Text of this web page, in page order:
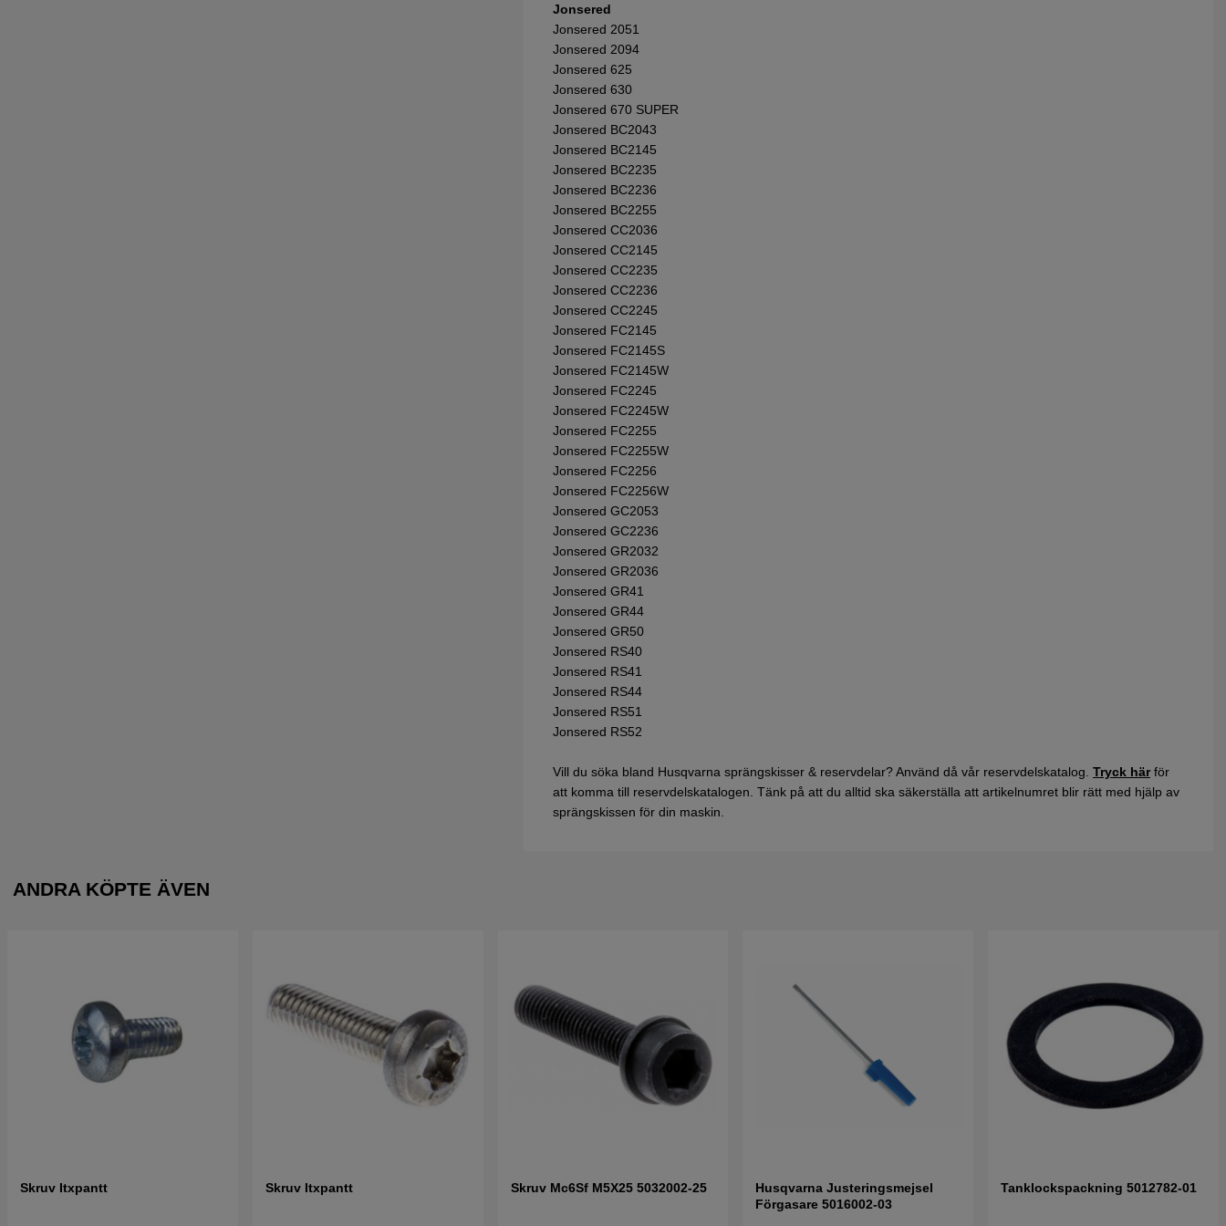
Jonsered
Jonsered 2051
Jonsered 2094
Jonsered 625
Jonsered 630
Jonsered 670 SUPER
Jonsered BC2043
Jonsered BC2145
Jonsered BC2235
Jonsered BC2236
Jonsered BC2255
Jonsered CC2036
Jonsered CC2145
Jonsered CC2235
Jonsered CC2236
Jonsered CC2245
Jonsered FC2145
Jonsered FC2145S
Jonsered FC2145W
Jonsered FC2245
Jonsered FC2245W
Jonsered FC2255
Jonsered FC2255W
Jonsered FC2256
Jonsered FC2256W
Jonsered GC2053
Jonsered GC2236
Jonsered GR2032
Jonsered GR2036
Jonsered GR41
Jonsered GR44
Jonsered GR50
Jonsered RS40
Jonsered RS41
Jonsered RS44
Jonsered RS51
Jonsered RS52
Vill du söka bland Husqvarna sprängskisser & reservdelar? Använd då vår reservdelskatalog. Tryck härför
att komma till reservdelskatalogen. Tänk på att du alltid ska säkerställa att artikelnumret blir rätt med hjälp av
sprängskissen för din maskin.
ANDRA KÖPTE ÄVEN
Skruv Itxpantt Skruv Itxpantt Skruv Mc6Sf M5X25 5032002-25
Husqvarna Justeringsmejsel
Förgasare 5016002-03
Tanklockspackning 5012782-01